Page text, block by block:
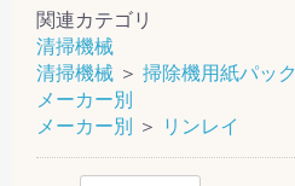
関連カテゴリ
清掃機械
清掃機械 ＞ 掃除機用紙パック
メーカー別
メーカー別
＞ リンレイ